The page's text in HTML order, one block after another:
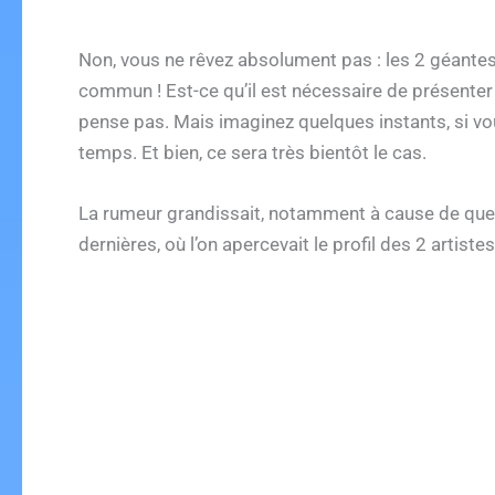
Non, vous ne rêvez absolument pas : les 2
commun ! Est-ce qu’il est nécessaire de
pense pas. Mais imaginez quelques instants, si
temps. Et bien, ce sera très bientôt le cas.
La rumeur grandissait, notamment à cause de
dernières, où l’on apercevait le profil des 2